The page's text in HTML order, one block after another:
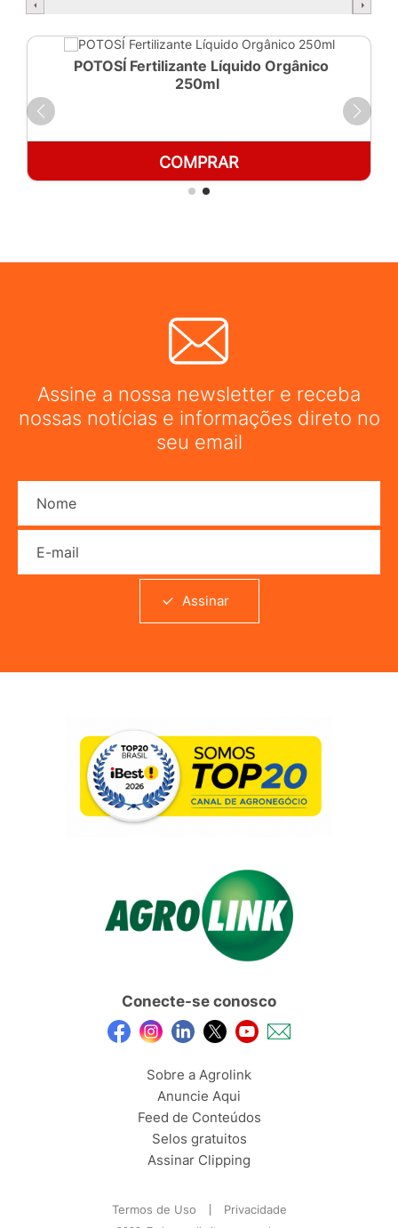
POTOSÍ Fertilizante Líquido Orgânico
250ml
COMPRAR
Assine a nossa newsletter e receba
nossas notícias e informações direto no
seu email
Assinar
Conecte-se conosco
Sobre a Agrolink
Anuncie Aqui
Feed de Conteúdos
Selos gratuitos
Assinar Clipping
Termos de Uso Privacidade